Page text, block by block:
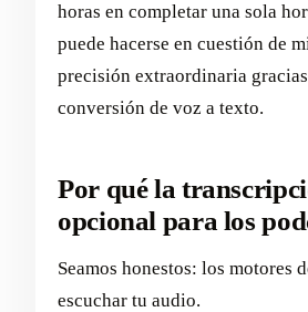
horas en completar una sola
puede hacerse en cuestión de
precisión extraordinaria
conversión de voz a texto.
Por qué la
opcional para los
Seamos honestos: los motores
escuchar tu audio.